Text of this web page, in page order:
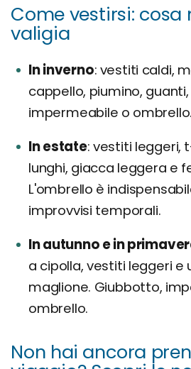
Come vestirsi: cosa
valigia
In inverno vestiti caldi,
cappello, piumino,
impermeabile o ombrello.
In estate vestiti leggeri,
lunghi, giacca leggera e
L'ombrello è
improvvisi temporali.
In autunno e in
a cipolla, vestiti leggeri e
maglione. Giubbotto,
ombrello.
Non hai ancora